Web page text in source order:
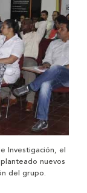
Investigación, el
nuevos
del grupo.